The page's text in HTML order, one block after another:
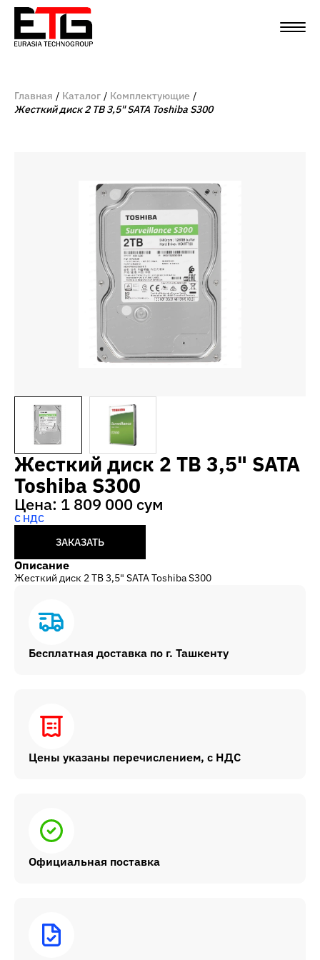
Главная Каталог
Комплектующие
Жесткий диск 2 TB 3,5" SATA Toshiba S300
Жесткий диск 2 TB 3,5" SATA
Toshiba S300
Цена: 1 809 000 сум
С НДС
ЗАКАЗАТЬ
Описание
Жесткий диск 2 TB 3,5" SATA Toshiba S300
Бесплатная доставка по г. Ташкенту
Цены указаны перечислением, с НДС
Официальная поставка